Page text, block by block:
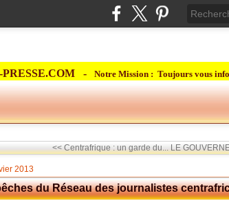
- Notre Mission : Toujours vous
<< Centrafrique : un garde du... LE
2013
du Réseau des journalistes